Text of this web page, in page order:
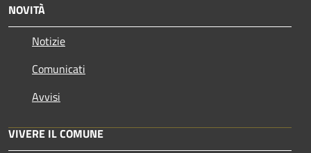
NOVITÀ
Notizie
Comunicati
Avvisi
VIVERE IL COMUNE